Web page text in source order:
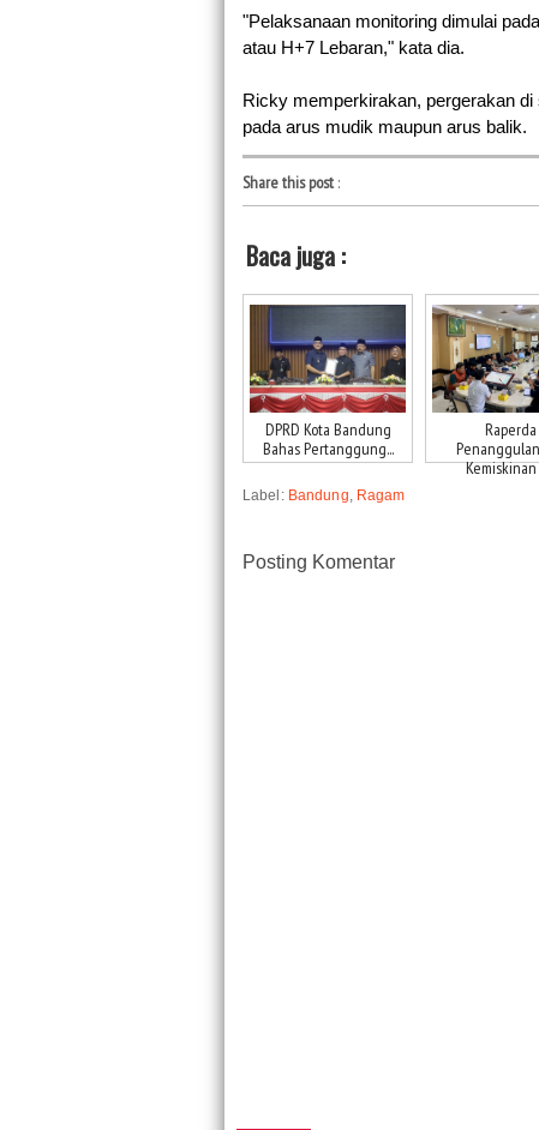
"Pelaksanaan monitoring dimulai
atau H+7 Lebaran," kata dia.
Ricky memperkirakan, pergerakan
pada arus mudik maupun arus balik.
Share this post:
Baca juga :
DPRD Kota Bandung
Bahas Pertanggung...
Raperda
Kemiskinan
Label: Bandung Ragam
Posting Komentar